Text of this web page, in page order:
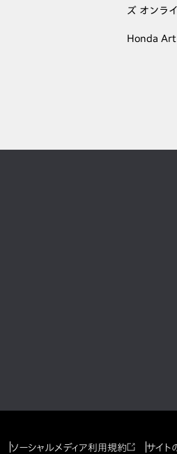
ズ オンラ
Honda
ソーシャルメディア利用規約 サイト